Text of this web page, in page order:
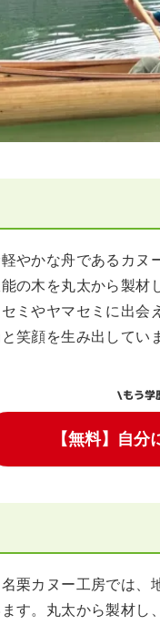
やかな舟であるカヌ
の木を丸太から製
ミやヤマセミに出
笑顔を生み出してい
\もう学
【無料】自
栗カヌー工房では
す。丸太から製材